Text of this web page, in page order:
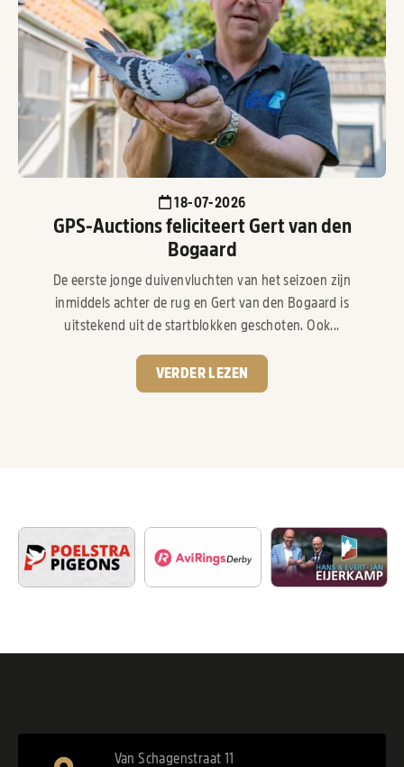
18-07-2026
GPS-Auctions feliciteert Gert van den
Bogaard
De eerste jonge duivenvluchten van het seizoen zijn
inmiddels achter de rug en Gert van den Bogaard is
uitstekend uit de startblokken geschoten. Ook...
VERDER LEZEN
Van Schagenstraat 11